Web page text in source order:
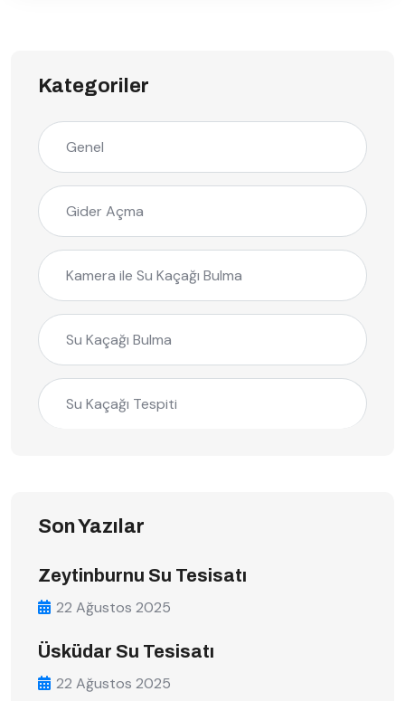
Kategoriler
Genel
Gider Açma
Kamera ile Su Kaçağı Bulma
Su Kaçağı Bulma
Su Kaçağı Tespiti
Son Yazılar
Zeytinburnu Su Tesisatı
22 Ağustos 2025
Üsküdar Su Tesisatı
22 Ağustos 2025